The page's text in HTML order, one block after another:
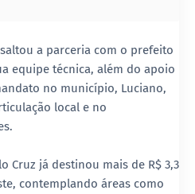
a parceria com o prefeito
equipe técnica, além do apoio
no município, Luciano,
local e no
Cruz já destinou mais de R$ 3,3
contemplando áreas como